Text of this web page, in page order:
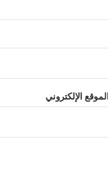
الموقع الإلكتروني